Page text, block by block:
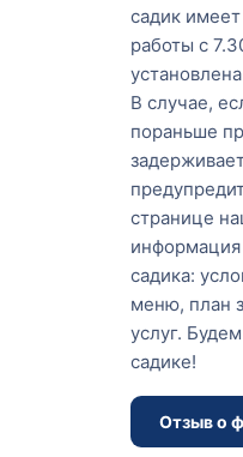
садик
работы с
В случае,
пораньше
странице
информация
садика:
меню, план
услуг.
садике!
Отзыв о